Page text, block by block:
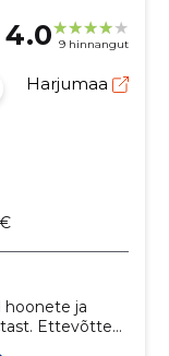
4.0 9 hinnangut
Harjumaa
hoonete ja
Ettevõtte